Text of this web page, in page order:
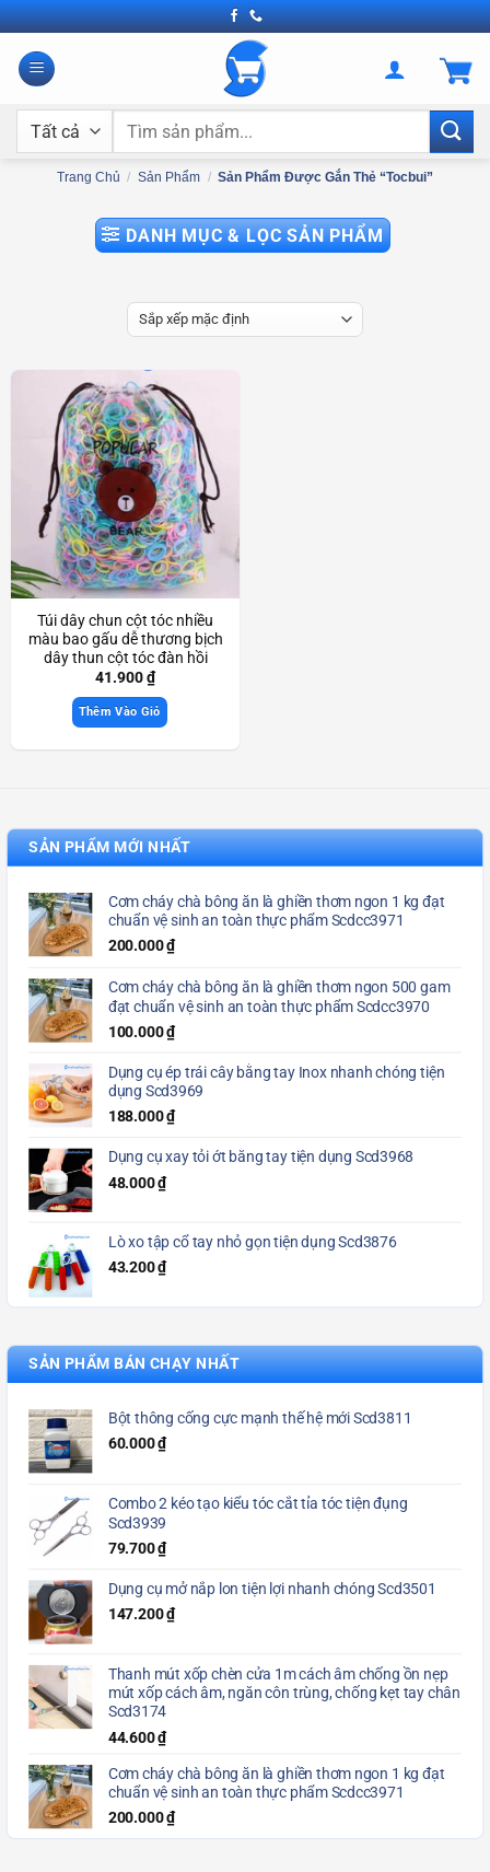
Bỏ
qua
nội
Tìm
Trang Chủ / Sản Phẩm / Sản Phẩm Được Gắn Thẻ “tocbui”
DANH MỤC & LỌC SẢN PHẨM
Túi dây chun cột tóc nhiều
màu bao gấu dễ thương bịch
dây thun cột tóc đàn hồi
Scd3936
41.900₫
Thêm Vào Giỏ
SẢN PHẨM MỚI NHẤT
Cơm cháy chà bông ăn là ghiền thơm ngon 1 kg đạt
chuẩn vệ sinh an toàn thực phẩm Scdcc3971
200.000₫
Cơm cháy chà bông ăn là ghiền thơm ngon 500 gam
đạt chuẩn vệ sinh an toàn thực phẩm Scdcc3970
100.000₫
Dụng cụ ép trái cây bằng tay Inox nhanh chóng tiện
dụng Scd3969
188.000₫
Dụng cụ xay tỏi ớt bằng tay tiện dụng Scd3968
48.000₫
Lò xo tập cổ tay nhỏ gọn tiện dụng Scd3876
43.200₫
SẢN PHẨM BÁN CHẠY NHẤT
Bột thông cống cực mạnh thế hệ mới Scd3811
60.000₫
Combo 2 kéo tạo kiểu tóc cắt tỉa tóc tiện đụng
Scd3939
79.700₫
Dụng cụ mở nắp lon tiện lợi nhanh chóng Scd3501
147.200₫
Thanh mút xốp chèn cửa 1m cách âm chống ồn nẹp
mút xốp cách âm, ngăn côn trùng, chống kẹt tay chân
Scd3174
44.600₫
Cơm cháy chà bông ăn là ghiền thơm ngon 1 kg đạt
chuẩn vệ sinh an toàn thực phẩm Scdcc3971
200.000₫